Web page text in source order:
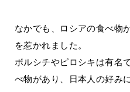
なかでも、ロシアの食べ物
を惹かれました。
ボルシチやピロシキは有名
べ物があり、日本人の好み